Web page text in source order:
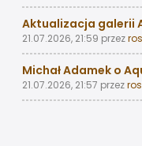
Aktualizacja galerii
21.07.2026, 21:59 przez
Michał Adamek o
21.07.2026, 21:57 przez